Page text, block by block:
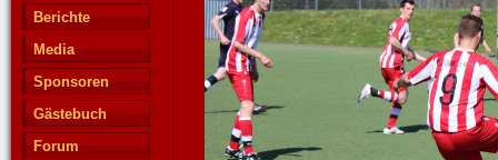
Berichte
Media
Sponsoren
Gästebuch
Forum